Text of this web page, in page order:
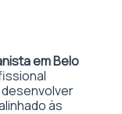
em Belo
às